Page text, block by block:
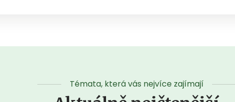
Témata, která vás nejvíce zajímají